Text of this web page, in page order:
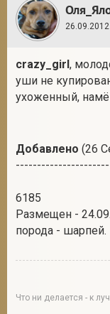
crazy_girl,
уши не
ухоженный,
Добавлено (26
6185
Размещен -
порода - шарпей.
Что ни делается - к